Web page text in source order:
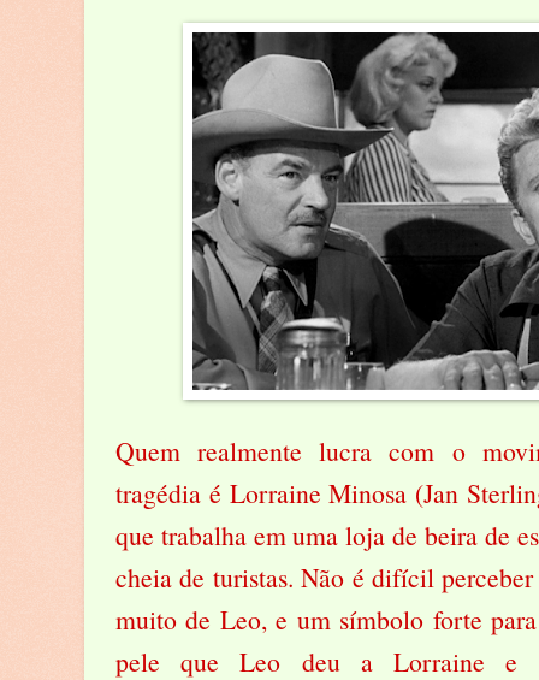
Quem realmente lucra com o
tragédia é Lorraine Minosa (Jan
que trabalha em uma loja de beira de
cheia de turistas. Não é difícil
muito de Leo, e um símbolo forte
pele que Leo deu a Lorraine e